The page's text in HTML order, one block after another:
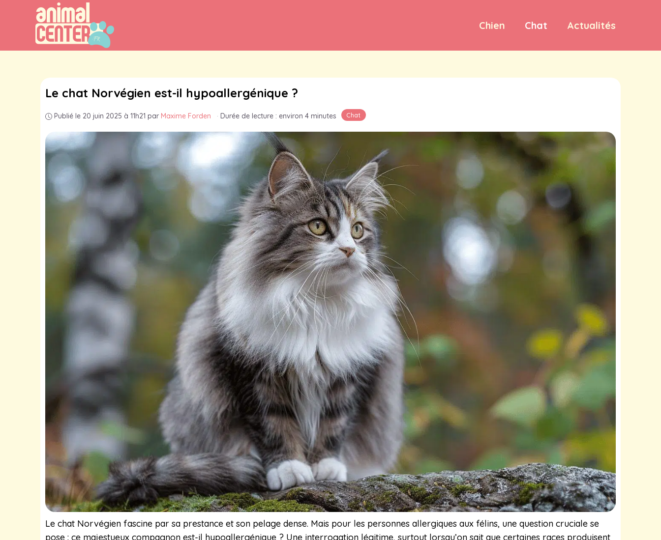
Chien Chat Actualités
Chat
Le chat Norvégien est-il hypoallergénique ?
Publié le 20 juin 2025 à 11h21 par Maxime Forden · Durée de lecture : environ 4 minutes
Le chat Norvégien fascine par sa prestance et son pelage dense. Mais pour les personnes allergiques aux félins, une question cruciale se
pose : ce majestueux compagnon est-il hypoallergénique ? Une interrogation légitime, surtout lorsqu’on sait que certaines races produisent